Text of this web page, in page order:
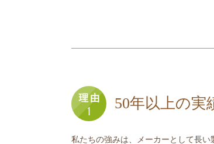
50年以上の実
私たちの強みは、メーカーとして長い